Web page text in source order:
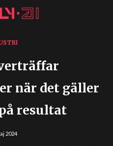
när det gäller
resultat
2024